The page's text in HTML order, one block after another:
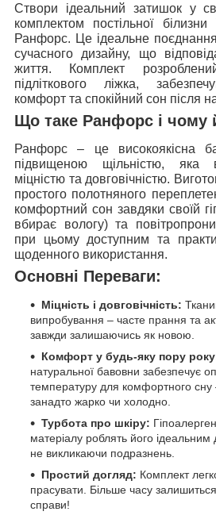
Створи ідеальний затишок у
комплектом постільної
Ранфорс. Це ідеальне поєднання
сучасного дизайну, що
життя. Комплект
підліткового ліжка,
комфорт та спокійний сон після
Що таке Ранфорс і чому
Ранфорс – це високоякісна
підвищеною щільністю, яка
міцністю та довговічністю.
простого полотняного
комфортний сон завдяки своїй
вбирає вологу) та
при цьому доступним та
щоденного використання.
Основні Переваги:
Міцність і довговічність:
випробування – часте прання та
завжди залишаючись як новою.
Комфорт у будь-яку пору
натуральної бавовни забезпечує
температуру для комфортного сну
занадто жарко чи холодно.
Турбота про шкіру:
матеріалу роблять його ідеальним
не викликаючи подразнень.
Простий догляд: Комплект
прасувати. Більше часу
справи!